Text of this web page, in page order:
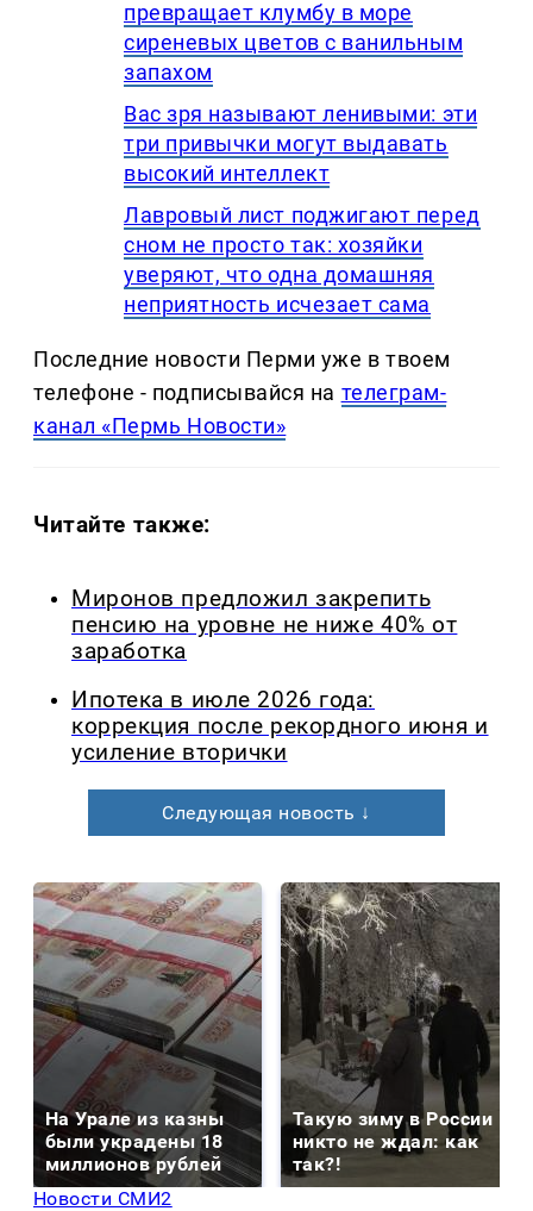
превращает клумбу в море
сиреневых цветов с ванильным
запахом
Вас зря называют ленивыми: эти
три привычки могут выдавать
высокий интеллект
Лавровый лист поджигают перед
сном не просто так: хозяйки
уверяют, что одна домашняя
неприятность исчезает сама
Последние новости Перми уже в твоем
телефоне - подписывайся на телеграм-
канал «Пермь Новости»
Читайте также:
Миронов предложил закрепить
пенсию на уровне не ниже 40% от
заработка
Ипотека в июле 2026 года:
коррекция после рекордного июня и
усиление вторички
Следующая новость ↓
На Урале из казны
были украдены 18
миллионов рублей
Такую зиму в России
никто не ждал: как
так?!
Новости СМИ2